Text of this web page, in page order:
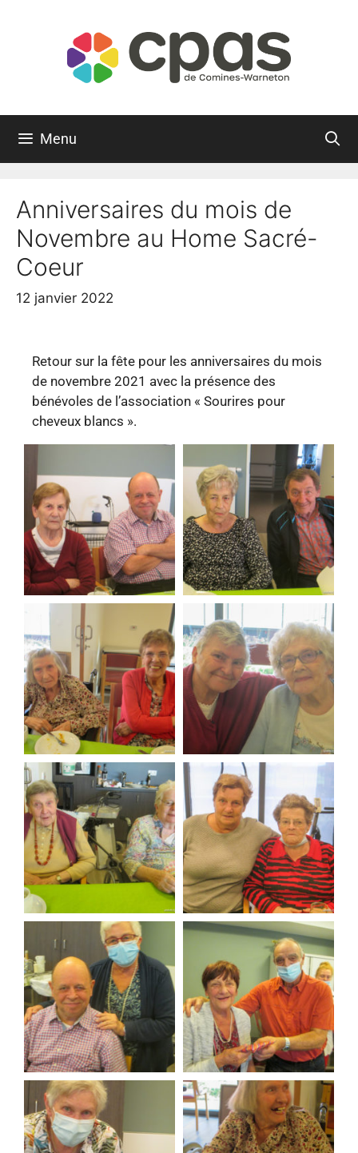
Menu
Anniversaires du mois de
Novembre au Home Sacré-
Coeur
12 janvier 2022
Retour sur la fête pour les anniversaires du mois
de novembre 2021 avec la présence des
bénévoles de l’association « Sourires pour
cheveux blancs ».